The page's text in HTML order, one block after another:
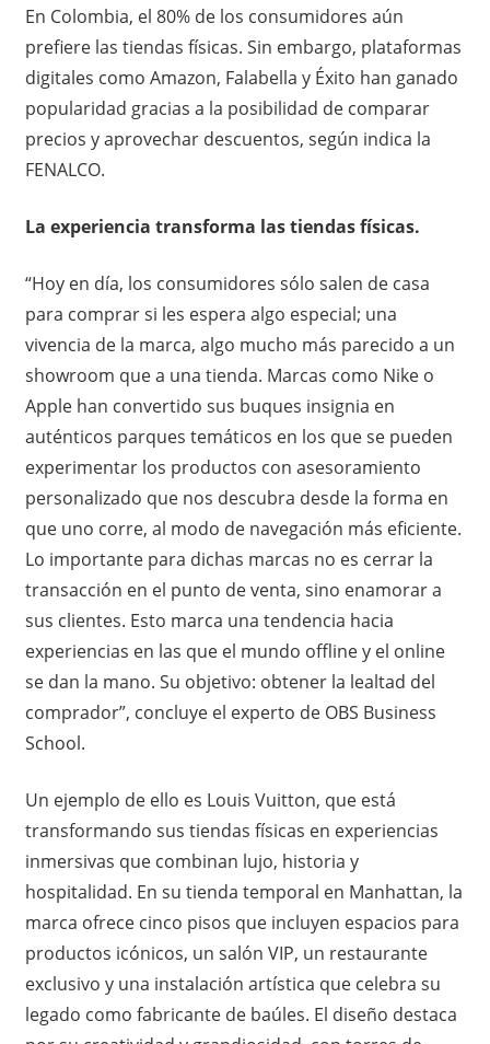
En Colombia, el 80% de los consumidores aún
prefiere las tiendas físicas. Sin embargo, plataformas
digitales como Amazon, Falabella y Éxito han ganado
popularidad gracias a la posibilidad de comparar
precios y aprovechar descuentos, según indica la
FENALCO.
La experiencia transforma las tiendas físicas.
“Hoy en día, los consumidores sólo salen de casa
para comprar si les espera algo especial; una
vivencia de la marca, algo mucho más parecido a un
showroom que a una tienda. Marcas como Nike o
Apple han convertido sus buques insignia en
auténticos parques temáticos en los que se pueden
experimentar los productos con asesoramiento
personalizado que nos descubra desde la forma en
que uno corre, al modo de navegación más eficiente.
Lo importante para dichas marcas no es cerrar la
transacción en el punto de venta, sino enamorar a
sus clientes. Esto marca una tendencia hacia
experiencias en las que el mundo offline y el online
se dan la mano. Su objetivo: obtener la lealtad del
comprador”, concluye el experto de OBS Business
School.
Un ejemplo de ello es Louis Vuitton, que está
transformando sus tiendas físicas en experiencias
inmersivas que combinan lujo, historia y
hospitalidad. En su tienda temporal en Manhattan, la
marca ofrece cinco pisos que incluyen espacios para
productos icónicos, un salón VIP, un restaurante
exclusivo y una instalación artística que celebra su
legado como fabricante de baúles. El diseño destaca